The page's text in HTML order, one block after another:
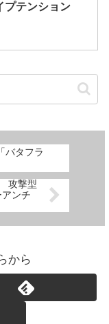
テンション
バタフラ
攻撃型
ンチ
から